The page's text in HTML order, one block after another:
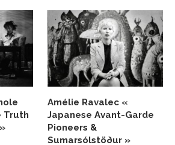
Truth
Amélie Ravalec «
Japanese Avant-Garde
Pioneers &
Sumarsólstöður »